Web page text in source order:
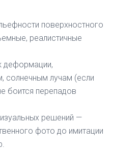
поверхностного
реалистичные
деформации,
солнечным лучам (если
боится перепадов
решений —
фото до имитации